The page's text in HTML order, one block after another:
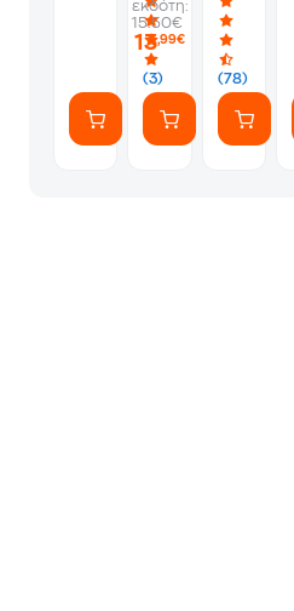
(3)
εκδότη:
15.50€
13,99€
-
Silver
(78)